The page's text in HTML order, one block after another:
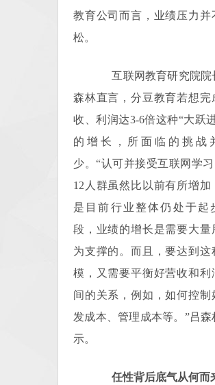
教育公司而言，业绩压力并
松。
互联网教育研究院院
森林直言，分豆教育若想完
收、利润达3-6倍这种“大跃
的增长，所面临的挑战
少。“认可并接受互联网学
12人群虽然比以前有所增加
是目前行业整体仍处于起
段，业绩的增长是需要大量
为支撑的。而且，要达到这
模，又需要平衡好营收和利
间的关系，例如，如何控制
发成本、管理成本等。”吕森
示。
任性背后底气从何而